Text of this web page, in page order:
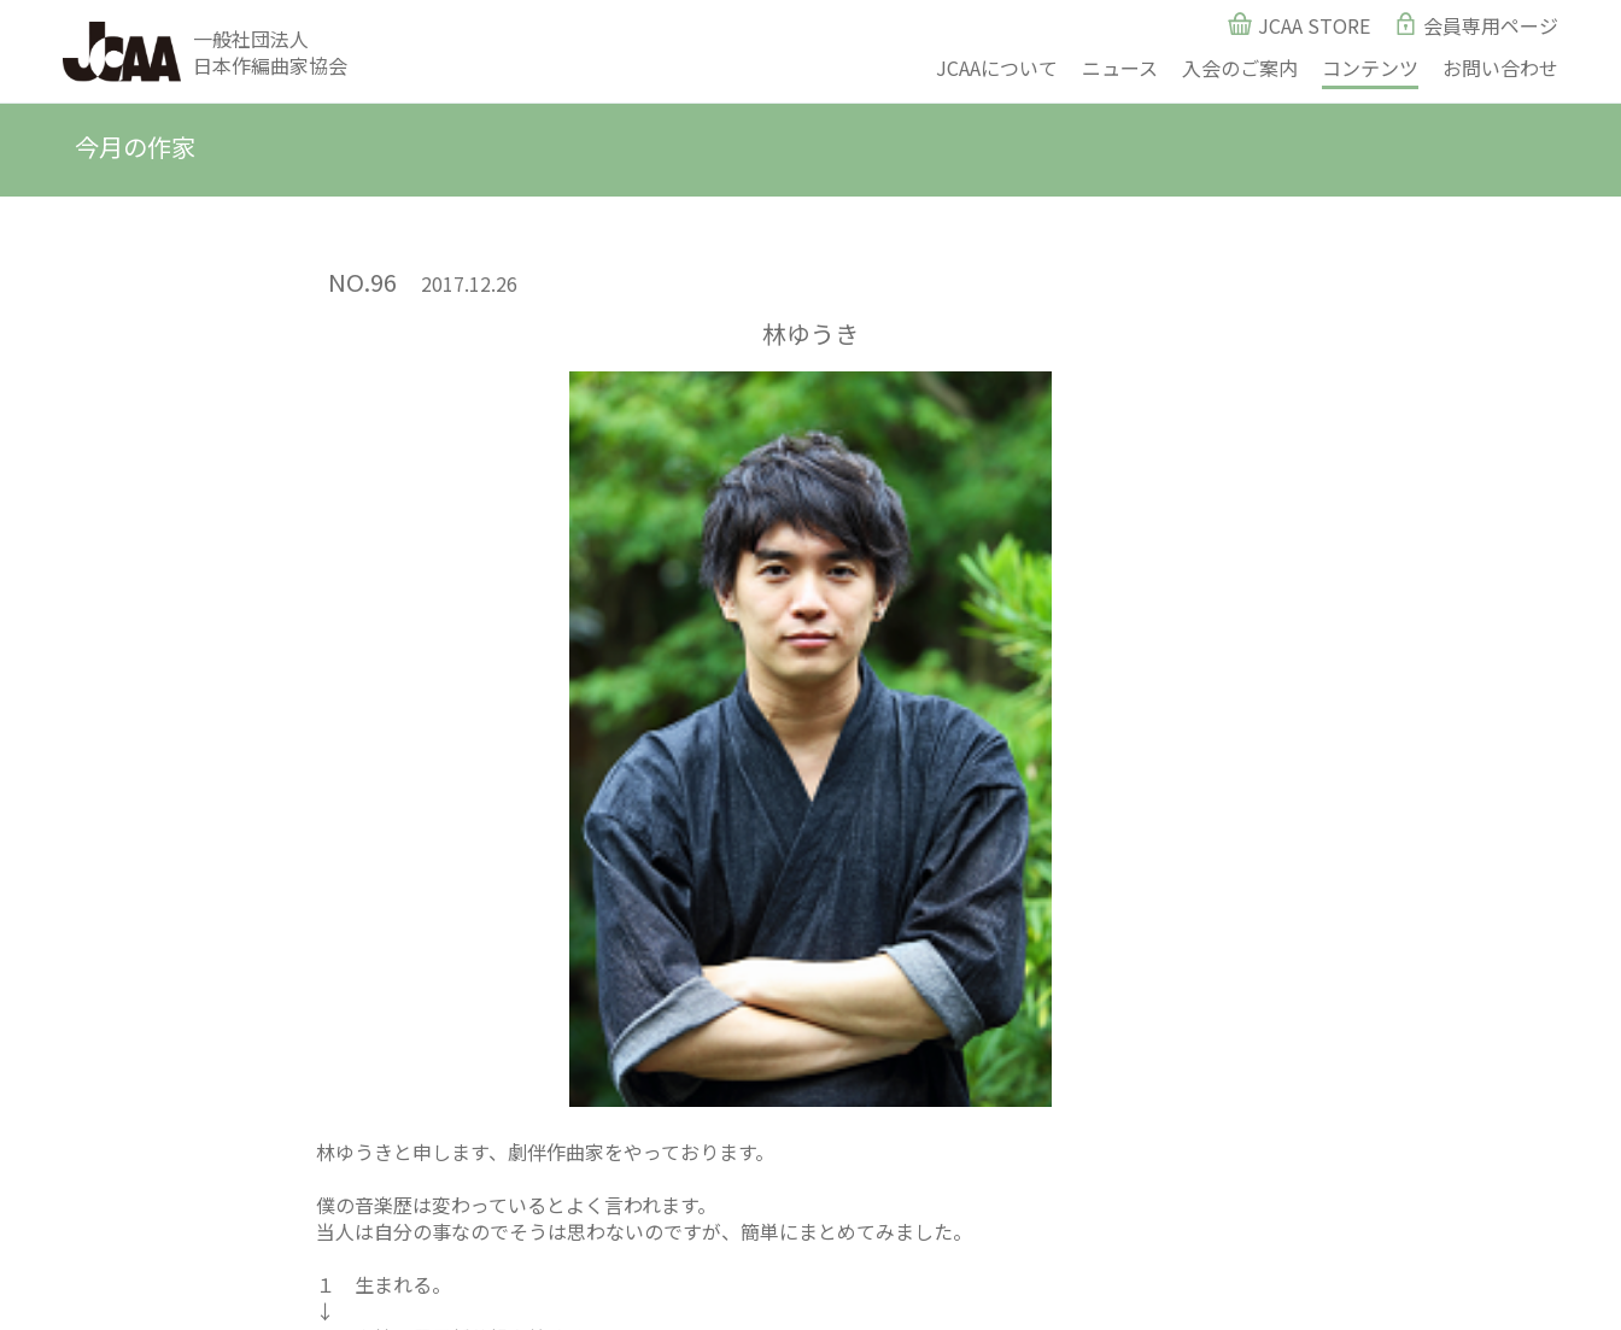
一般社団法人
日本作編曲家協会
JCAAについて ニュース 入会のご案内 コンテンツ お問い合わせ
JCAA STORE 会員専用ページ
今月の作家
NO.96 2017.12.26
林ゆうき
林ゆうきと申します、劇伴作曲家をやっております。
僕の音楽歴は変わっているとよく言われます。
当人は自分の事なのでそうは思わないのですが、簡単にまとめてみました。
１ 生まれる。
↓